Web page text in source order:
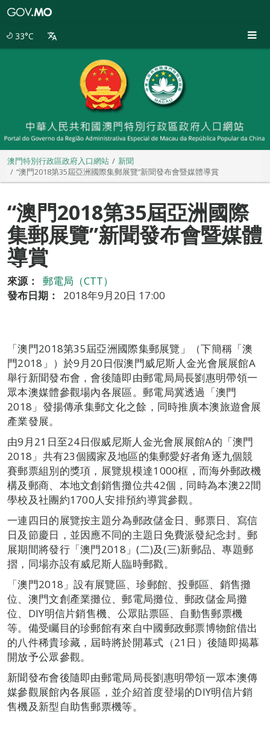
33°C
澳門特別行政區政府入口網站
新聞
“澳門2018第35屆亞洲國際集郵展覽”新聞發布會暨媒體導賞
“澳門2018第35屆亞洲國際
集郵展覽”新聞發布會暨媒體
導賞
來源：
郵電局（CTT）
發布日期：
2018年9月20日 17:00
「澳門2018第35屆亞洲國際集郵展覽」（下簡稱「澳
門2018」）於9月20日假澳門威尼斯人金光會展展館A
舉行新聞發布會，會後隨即由郵電局局長劉惠明帶領一
眾本澳媒體參觀場內各展區。郵電局冀透過「澳門
2018」發揚傳承集郵文化之餘，同時推廣本澳旅遊會展
產業發展。
由9月21日至24日假威尼斯人金光會展展館A的「澳門
2018」共有23個國家及地區的集郵愛好者角逐九個競
賽郵票組別的獎項，展覽規模達1000框，而海外郵政機
構及郵商、本地文創銷售攤位共42個，同時為本澳22間
學校及社團約1700人安排預約導賞參觀。
一連四日的展覽按主題分為郵政儲金日、郵票日、寫信
日及節慶日，並因應不同的主題日免費派發紀念封。郵
展期間將發行「澳門2018」(二)及(三)新郵品、專題郵
摺，同場亦設有威尼斯人臨時郵戳。
「澳門2018」設有展覽區、珍郵館、投郵區、銷售攤
位、澳門文創產業攤位、郵電局攤位、郵政儲金局攤
位、DIY明信片銷售機、公眾貼票區、自動售郵票機
等。備受矚目的珍郵館有來自中國郵政郵票博物館借出
的八件稀貴珍藏，屆時將於開幕式（21日）後隨即揭幕
開放予公眾參觀。
新聞發布會後隨即由郵電局局長劉惠明帶領一眾本澳傳
媒參觀展館內各展區，並介紹首度登場的DIY明信片銷
售機及新型自助售郵票機等。